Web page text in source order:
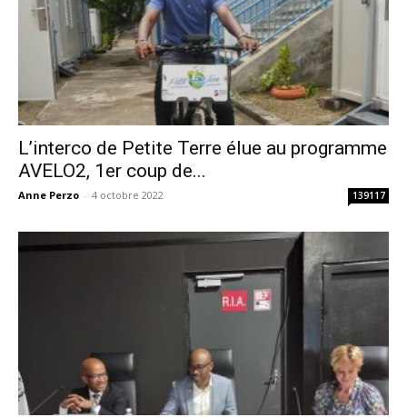
L’interco de Petite Terre élue au programme
AVELO2, 1er coup de...
Anne Perzo - 4 octobre 2022 139117